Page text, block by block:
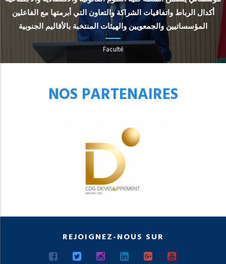
أكدال الرباط واتفاقيات الشراكة والتعاون التي أبرمتها مع الفاعلين
المؤسساتيين والجمعويين والهيئات المنتخبة بالأقاليم الجنوبية
Faculté
NOS PARTENAIRES
REJOIGNEZ-NOUS SUR